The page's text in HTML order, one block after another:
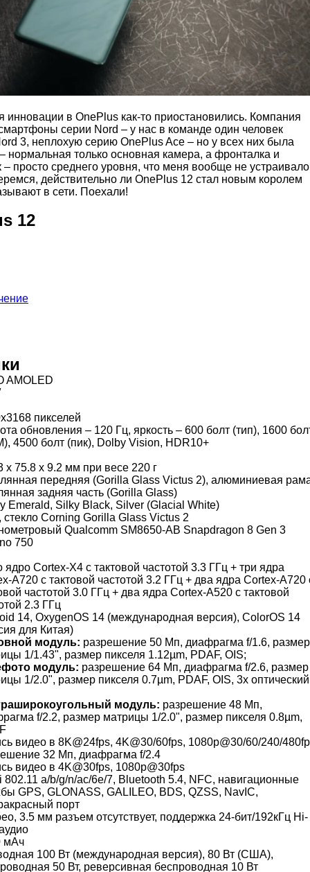
в OnePlus как-то приостановились. Компания
серии Nord – у нас в команде один человек
3, неплохую серию OnePlus Ace – но у всех них была
нормальная только основная камера, а фронталка и
– просто среднего уровня, что меня вообще не
действительно ли OnePlus 12 стал новым королем
в сети. Поехали!
12
AMOLED
пикселей
обновления – 120 Гц, яркость – 600 болт (тип), 1600
4500 болт (пик), Dolby Vision, HDR10+
x 75.8 x 9.2 мм при весе 220 г
передняя (Gorilla Glass Victus 2), алюминиевая
задняя часть (Gorilla Glass)
Emerald, Silky Black, Silver (Glacial White)
стекло Corning Gorilla Glass Victus 2
Qualcomm SM8650-AB Snapdragon 8 Gen 3
750
ядро Cortex-X4 с тактовой частотой 3.3 ГГц + три ядра
A720 с тактовой частотой 3.2 ГГц + два ядра Cortex-A720
частотой 3.0 ГГц + два ядра Cortex-A520 с тактовой
2.3 ГГц
14, OxygenOS 14 (международная версия), ColorOS 14
для Китая)
модуль: разрешение 50 Мп, диафрагма f/1.6, размер
1/1.43", размер пикселя 1.12µm, PDAF, OIS;
модуль: разрешение 64 Мп, диафрагма f/2.6, размер
1/2.0", размер пикселя 0.7µm, PDAF, OIS, 3x оптический
модуль: разрешение 48 Мп,
f/2.2, размер матрицы 1/2.0", размер пикселя 0.8µm,
видео в 8K@24fps, 4K@30/60fps, 1080p@30/60/240/
32 Мп, диафрагма f/2.4
видео в 4K@30fps, 1080p@30fps
802.11 a/b/g/n/ac/6e/7, Bluetooth 5.4, NFC, навигационные
GPS, GLONASS, GALILEO, BDS, QZSS, NavIC,
порт
3.5 мм разъем отсутствует, поддержка 24-бит/192кГц Hi-
мАч
100 Вт (международная версия), 80 Вт (США),
50 Вт, реверсивная беспроводная 10 Вт